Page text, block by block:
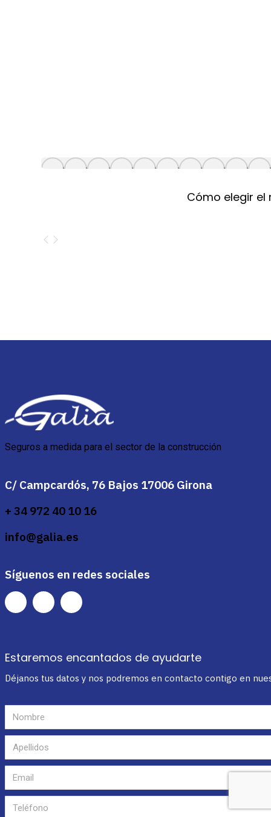
Cómo elegir el
Seguros a medida para el sector de la construcción
C/ Campcardós, 76 Bajos 17006 Girona
+ 34 972 40 10 16
info@galia.es
Síguenos en redes sociales
Estaremos encantados de ayudarte
Déjanos tus datos y nos podremos en contacto contigo en